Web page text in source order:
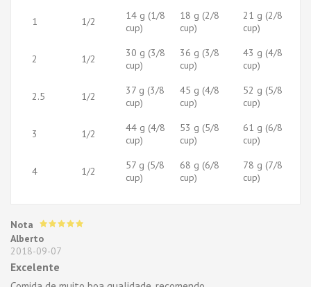
1 1/2
14 g (1/8
cup)
18 g (2/8
cup)
21 g (2/8
cup)
2 1/2
30 g (3/8
cup)
36 g (3/8
cup)
43 g (4/8
cup)
2.5 1/2
37 g (3/8
cup)
45 g (4/8
cup)
52 g (5/8
cup)
3 1/2
44 g (4/8
cup)
53 g (5/8
cup)
61 g (6/8
cup)
4 1/2
57 g (5/8
cup)
68 g (6/8
cup)
78 g (7/8
cup)
Nota
Alberto
2018-09-07
Excelente